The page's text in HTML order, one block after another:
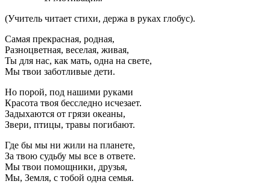
(Учитель читает стихи, держа в руках глобус).
Самая прекрасная, родная,
Разноцветная, веселая, живая,
Ты для нас, как мать, одна на свете,
Мы твои заботливые дети.
Но порой, под нашими руками
Красота твоя бесследно исчезает.
Задыхаются от грязи океаны,
Звери, птицы, травы погибают.
Где бы мы ни жили на планете,
За твою судьбу мы все в ответе.
Мы твои помощники, друзья,
Мы, Земля, с тобой одна семья.